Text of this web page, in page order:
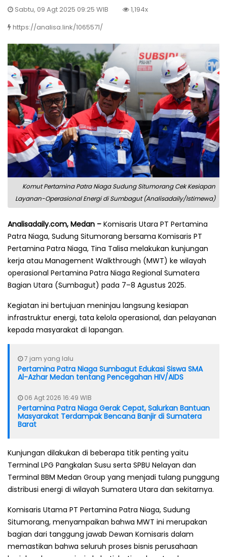
Sabtu, 09 Agt 2025 09:25 WIB
1,194x
https://analisa.link/1065571/
Komut Pertamina Patra Niaga Sudung Situmorang Cek Kesiapan
Layanan-Operasional Energi di Sumbagut (Analisadaily/Istimewa)
Analisadaily.com, Medan – Komisaris Utara PT Pertamina
Patra Niaga, Sudung Situmorang bersama Komisaris PT
Pertamina Patra Niaga, Tina Talisa melakukan kunjungan
kerja atau Management Walkthrough (MWT) ke wilayah
operasional Pertamina Patra Niaga Regional Sumatera
Bagian Utara (Sumbagut) pada 7–8 Agustus 2025.
Kegiatan ini bertujuan meninjau langsung kesiapan
infrastruktur energi, tata kelola operasional, dan pelayanan
kepada masyarakat di lapangan.
7 jam yang lalu
Pertamina Patra Niaga Sumbagut Edukasi Siswa SMA
Al-Azhar Medan tentang Pencegahan HIV/AIDS
06 Agt 2026 16:49 WIB
Pertamina Patra Niaga Gerak Cepat, Salurkan Bantuan
Masyarakat Terdampak Bencana Banjir di Sumatera
Barat
Kunjungan dilakukan di beberapa titik penting yaitu
Terminal LPG Pangkalan Susu serta SPBU Nelayan dan
Terminal BBM Medan Group yang menjadi tulang punggung
distribusi energi di wilayah Sumatera Utara dan sekitarnya.
Komisaris Utama PT Pertamina Patra Niaga, Sudung
Situmorang, menyampaikan bahwa MWT ini merupakan
bagian dari tanggung jawab Dewan Komisaris dalam
memastikan bahwa seluruh proses bisnis perusahaan